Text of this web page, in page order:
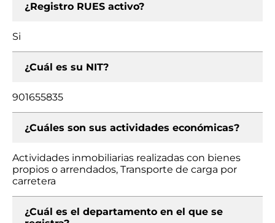
¿Registro RUES activo?
Si
¿Cuál es su NIT?
901655835
¿Cuáles son sus actividades económicas?
Actividades inmobiliarias realizadas con bienes
propios o arrendados, Transporte de carga por
carretera
¿Cuál es el departamento en el que se